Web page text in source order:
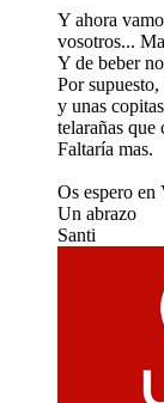
Y ahora
vosotros...
Y de beber
Por
y unas
telarañas que
Faltaría mas.
Os espero en
Un abrazo
Santi